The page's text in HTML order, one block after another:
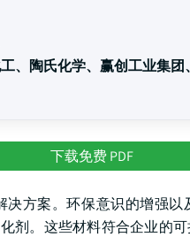
、陶氏化学、赢创工业集团
下载免费 PDF
方案。环保意识的增强
剂。这些材料符合企业的